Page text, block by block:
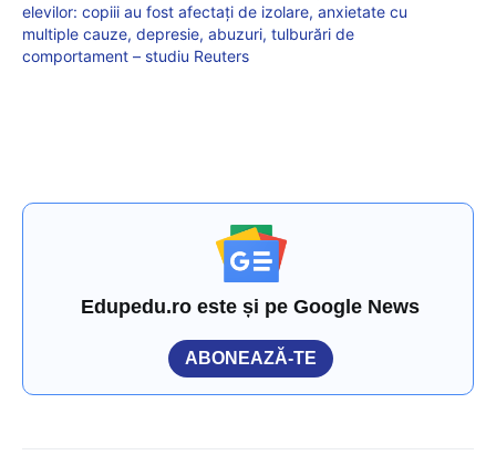
elevilor: copiii au fost afectați de izolare, anxietate cu
multiple cauze, depresie, abuzuri, tulburări de
comportament – studiu Reuters
Edupedu.ro este și pe Google News
ABONEAZĂ-TE